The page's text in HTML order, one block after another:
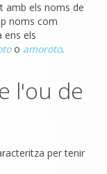
amb els noms de
noms com
ens els
o amoroto.
l'ou de
per tenir